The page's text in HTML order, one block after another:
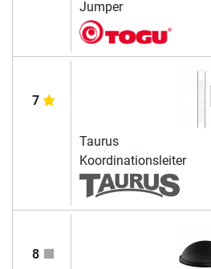
Jumper
7
Taurus
Koordinationsleiter
8